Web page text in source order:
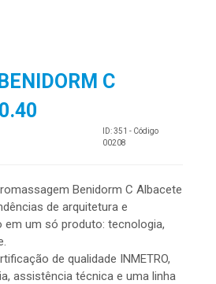
C
ID: 351 - Código
00208
Benidorm C Albacete
de arquitetura e
em um só produto: tecnologia,
de qualidade INMETRO,
assistência técnica e uma linha